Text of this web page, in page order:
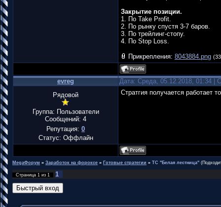
Закрытие позиции.
1. По Take Profit.
2. По рынку спустя 3-7 баров.
3. По трейлинг-стопу.
4. По Stop Loss.
Прикрепления: 8043884.png
evreg
Дата: Среда, 05.12.2018, 01:34 |
Рядовой
Группа: Пользователи
Сообщений: 4
Репутация: 0
Статус: Оффлайн
Стратгия получается работает
MegaФорум » Заработок на фороксе » Готовые стратегии » ТС "Белая лестница"
Страница 1 из 1 1